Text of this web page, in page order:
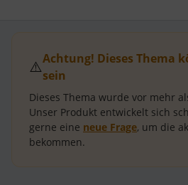
⚠️Achtung! Dieses Thema
sein
Dieses Thema wurde vor mehr
Unser Produkt entwickelt sich
gerne eine neue Frage, um die
bekommen.